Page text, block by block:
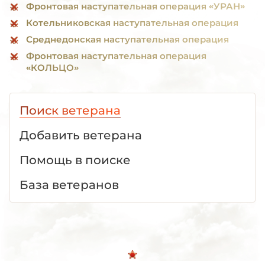
Фронтовая наступательная операция «УРАН»
Котельниковская наступательная операция
Среднедонская наступательная операция
Фронтовая наступательная операция
«КОЛЬЦО»
Поиск ветерана
Добавить ветерана
Помощь в поиске
База ветеранов